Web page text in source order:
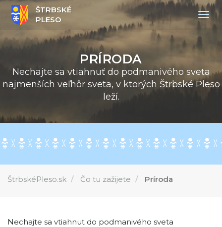
ŠTRBSKÉ
PLESO
PRÍRODA
Nechajte sa vtiahnuť do podmanivého sveta
najmenších veľhôr sveta, v ktorých Štrbské Pleso
leží.
ŠtrbskéPleso.sk Čo tu zažijete Príroda
Nechajte sa vtiahnuť do podmanivého sveta